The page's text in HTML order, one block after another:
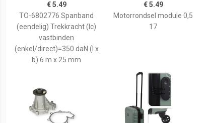
€ 5.49
TO-6802776 Spanband
(eendelig) Trekkracht (lc)
vastbinden
(enkel/direct)=350 daN (l x
b) 6 m x 25 mm
€ 5.49
Motorrondsel module 0,5
17